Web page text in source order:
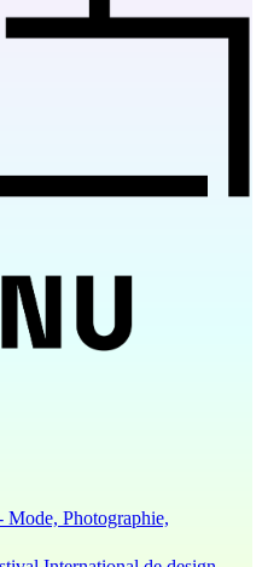
Mode, Photographie,